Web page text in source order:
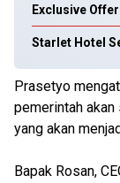
Exclusive Offer
Starlet Hotel
Prasetyo
pemerintah
yang akan
Bapak Rosan,